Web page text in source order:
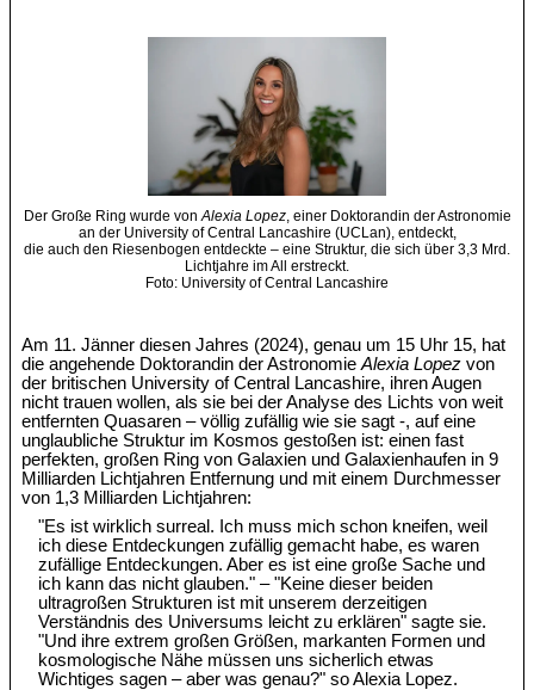
Der Große Ring wurde von Alexia Lopez, einer Doktorandin der Astronomie
an der University of Central Lancashire (UCLan), entdeckt,
die auch den Riesenbogen entdeckte – eine Struktur, die sich über 3,3 Mrd.
Lichtjahre im All erstreckt.
Foto: University of Central Lancashire
Am 11. Jänner diesen Jahres (2024), genau um 15 Uhr 15, hat
die angehende Doktorandin der AstronomieAlexia Lopez von
der britischen University of Central Lancashire, ihren Augen
nicht trauen wollen, als sie bei der Analyse des Lichts von weit
entfernten Quasaren – völlig zufällig wie sie sagt -, auf eine
unglaubliche Struktur im Kosmos gestoßen ist: einen fast
perfekten, großen Ring von Galaxien und Galaxienhaufen in 9
Milliarden Lichtjahren Entfernung und mit einem Durchmesser
von 1,3 Milliarden Lichtjahren:
"Es ist wirklich surreal. Ich muss mich schon kneifen, weil
ich diese Entdeckungen zufällig gemacht habe, es waren
zufällige Entdeckungen. Aber es ist eine große Sache und
ich kann das nicht glauben." – "Keine dieser beiden
ultragroßen Strukturen ist mit unserem derzeitigen
Verständnis des Universums leicht zu erklären" sagte sie.
"Und ihre extrem großen Größen, markanten Formen und
kosmologische Nähe müssen uns sicherlich etwas
Wichtiges sagen – aber was genau?" so Alexia Lopez.